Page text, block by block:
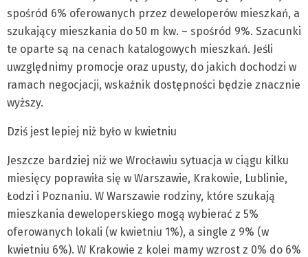
spośród 6% oferowanych przez deweloperów mieszkań, a
szukający mieszkania do 50 m kw. – spośród 9%. Szacunki
te oparte są na cenach katalogowych mieszkań. Jeśli
uwzględnimy promocje oraz upusty, do jakich dochodzi w
ramach negocjacji, wskaźnik dostępności będzie znacznie
wyższy.
Dziś jest lepiej niż było w kwietniu
Jeszcze bardziej niż we Wrocławiu sytuacja w ciągu kilku
miesięcy poprawiła się w Warszawie, Krakowie, Lublinie,
Łodzi i Poznaniu. W Warszawie rodziny, które szukają
mieszkania deweloperskiego mogą wybierać z 5%
oferowanych lokali (w kwietniu 1%), a single z 9% (w
kwietniu 6%). W Krakowie z kolei mamy wzrost z 0% do 6%